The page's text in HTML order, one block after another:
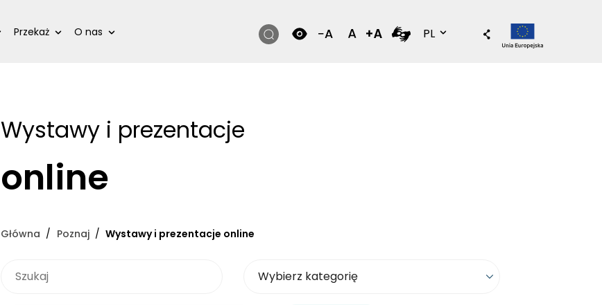
Przekaż O nas Szukaj PLWersja polska
Wystawy i prezentacje
online
Główna Poznaj Wystawy i prezentacje online